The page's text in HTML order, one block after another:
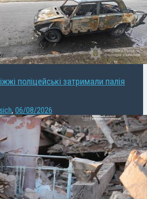
поліцейські затримали палія
, 06/08/2026